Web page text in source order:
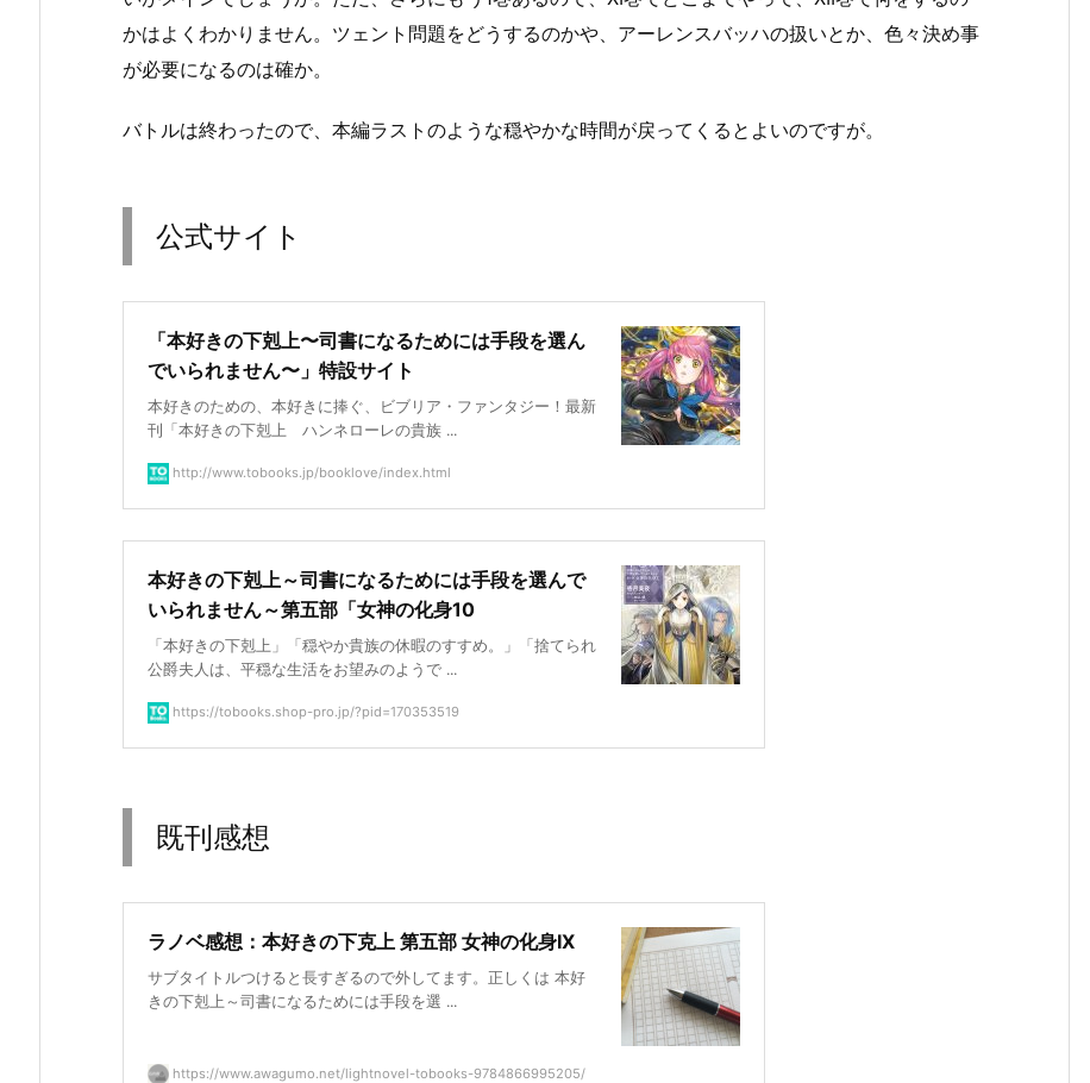
かはよくわかりません。ツェント問題をどうするのかや、アーレンスバッハの扱いとか、色々決め事
が必要になるのは確か。
バトルは終わったので、本編ラストのような穏やかな時間が戻ってくるとよいのですが。
公式サイト
「本好きの下剋上〜司書になるためには手段を選ん
でいられません〜」特設サイト
本好きのための、本好きに捧ぐ、ビブリア・ファンタジー！最新
刊「本好きの下剋上 ハンネローレの貴族 ...
http://www.tobooks.jp/booklove/index.html
本好きの下剋上～司書になるためには手段を選んで
いられません～第五部「女神の化身10
「本好きの下剋上」「穏やか貴族の休暇のすすめ。」「捨てられ
公爵夫人は、平穏な生活をお望みのようで ...
https://tobooks.shop-pro.jp/?pid=170353519
既刊感想
ラノベ感想：本好きの下克上 第五部 女神の化身IX
サブタイトルつけると長すぎるので外してます。正しくは 本好
きの下剋上～司書になるためには手段を選 ...
https://www.awagumo.net/lightnovel-tobooks-9784866995205/